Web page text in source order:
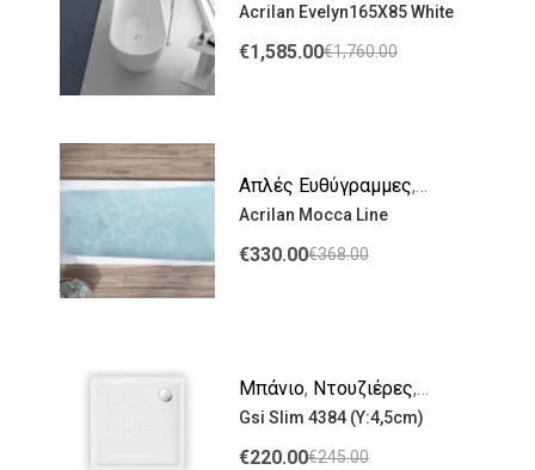
Μπανιέρες,Μπάνιο
Acrilan Evelyn165X85 White
€1,760.00
€1,585.00
Απλές Ευθύγραμμες,
Μπανιέρες,Μπάνιο
Acrilan Mocca Line
€368.00
€330.00
Μπάνιο, Ντουζιέρες,
Πορσελάνης
Gsi Slim 4384 (Υ:4,5cm)
€245.00
€220.00